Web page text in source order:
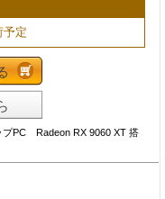
予定
プPC Radeon RX 9060 XT 搭